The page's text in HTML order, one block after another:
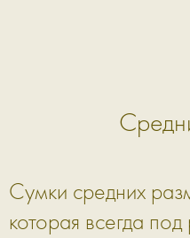
Сумки средних
которая всегда под